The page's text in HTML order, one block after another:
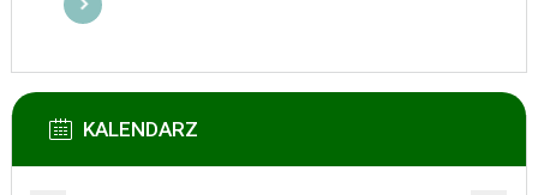
KALENDARZ